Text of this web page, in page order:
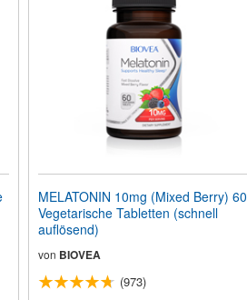
MELATONIN 10mg (Mixed Berry) 60
Vegetarische Tabletten (schnell
auflösend)
von BIOVEA
(973)